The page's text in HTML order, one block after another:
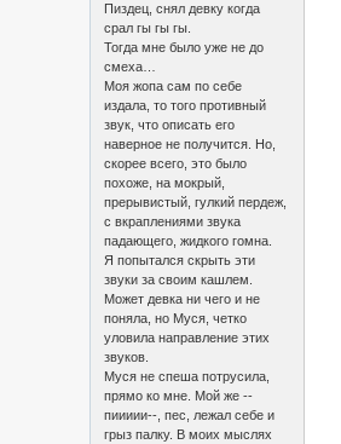
Пиздец, снял девку когда
срал гы гы гы.
Тогда мне было уже не до
смеха…
Моя жопа сам по себе
издала, то того противный
звук, что описать его
наверное не получится. Но,
скорее всего, это было
похоже, на мокрый,
прерывистый, гулкий пердеж,
с вкраплениями звука
падающего, жидкого гомна.
Я попытался скрыть эти
звуки за своим кашлем.
Может девка ни чего и не
поняла, но Муся, четко
уловила направление этих
звуков.
Муся не спеша потрусила,
прямо ко мне. Мой же --
пиииии--, пес, лежал себе и
грыз палку. В моих мыслях